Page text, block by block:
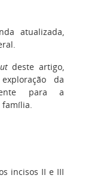
atualizada,
deste artigo,
da
para a
família.
incisos II e III